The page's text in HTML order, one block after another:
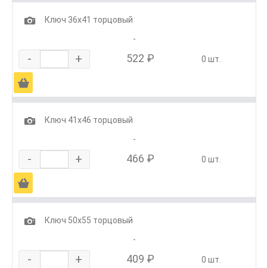
1
Ключ 36х41 торцовый
-
- + 522 ₽ 0 шт.
Ä
1
Ключ 41х46 торцовый
-
- + 466 ₽ 0 шт.
Ä
1
Ключ 50х55 торцовый
-
- + 409 ₽ 0 шт.